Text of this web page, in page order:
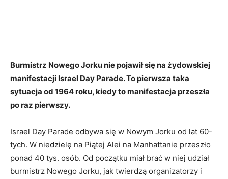
Burmistrz Nowego Jorku nie pojawił się na żydowskiej
manifestacji Israel Day Parade. To pierwsza taka
sytuacja od 1964 roku, kiedy to manifestacja przeszła
po raz pierwszy.
Israel Day Parade odbywa się w Nowym Jorku od lat 60-
tych. W niedzielę na Piątej Alei na Manhattanie przeszło
ponad 40 tys. osób. Od początku miał brać w niej udział
burmistrz Nowego Jorku, jak twierdzą organizatorzy i